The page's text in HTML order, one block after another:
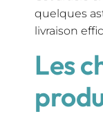
quelques
livraison
Les